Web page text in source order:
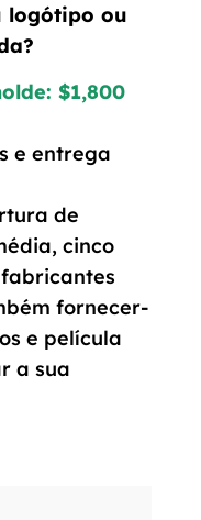
logótipo ou
$1,800
e entrega
de
cinco
fabricantes
fornecer-
e película
a sua